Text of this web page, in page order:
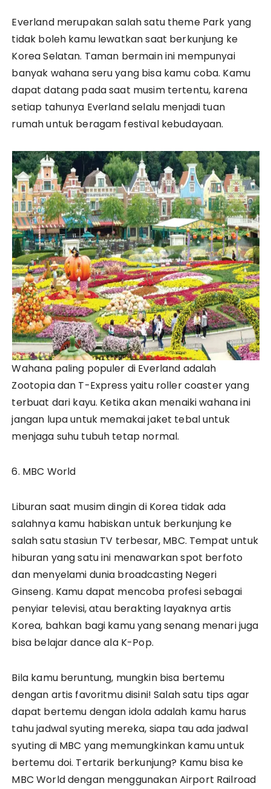
Everland merupakan salah satu theme Park yang
tidak boleh kamu lewatkan saat berkunjung ke
Korea Selatan. Taman bermain ini mempunyai
banyak wahana seru yang bisa kamu coba. Kamu
dapat datang pada saat musim tertentu, karena
setiap tahunya Everland selalu menjadi tuan
rumah untuk beragam festival kebudayaan.
Wahana paling populer di Everland adalah
Zootopia dan T-Express yaitu roller coaster yang
terbuat dari kayu. Ketika akan menaiki wahana ini
jangan lupa untuk memakai jaket tebal untuk
menjaga suhu tubuh tetap normal.
6. MBC World
Liburan saat musim dingin di Korea tidak ada
salahnya kamu habiskan untuk berkunjung ke
salah satu stasiun TV terbesar, MBC. Tempat untuk
hiburan yang satu ini menawarkan spot berfoto
dan menyelami dunia broadcasting Negeri
Ginseng. Kamu dapat mencoba profesi sebagai
penyiar televisi, atau berakting layaknya artis
Korea, bahkan bagi kamu yang senang menari juga
bisa belajar dance ala K-Pop.
Bila kamu beruntung, mungkin bisa bertemu
dengan artis favoritmu disini! Salah satu tips agar
dapat bertemu dengan idola adalah kamu harus
tahu jadwal syuting mereka, siapa tau ada jadwal
syuting di MBC yang memungkinkan kamu untuk
bertemu doi. Tertarik berkunjung? Kamu bisa ke
MBC World dengan menggunakan Airport Railroad